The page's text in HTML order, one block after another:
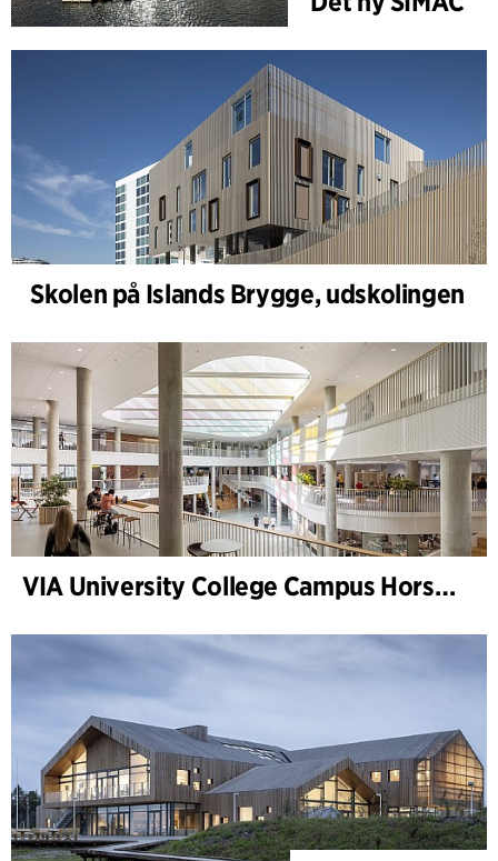
Skolen på Islands Brygge, udskolingen
VIA University College Campus Horsens